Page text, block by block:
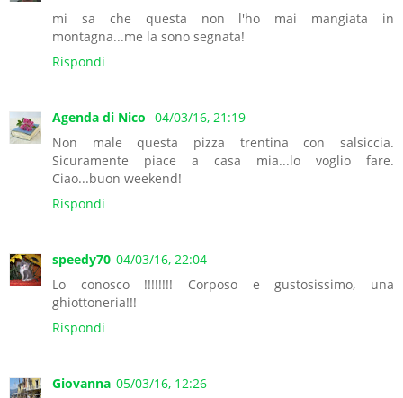
mi sa che questa non l'ho mai mangiata in
montagna...me la sono segnata!
Rispondi
Agenda di Nico 04/03/16, 21:19
Non male questa pizza trentina con salsiccia.
Sicuramente piace a casa mia...lo voglio fare.
Ciao...buon weekend!
Rispondi
speedy70 04/03/16, 22:04
Lo conosco !!!!!!!! Corposo e gustosissimo, una
ghiottoneria!!!
Rispondi
Giovanna 05/03/16, 12:26